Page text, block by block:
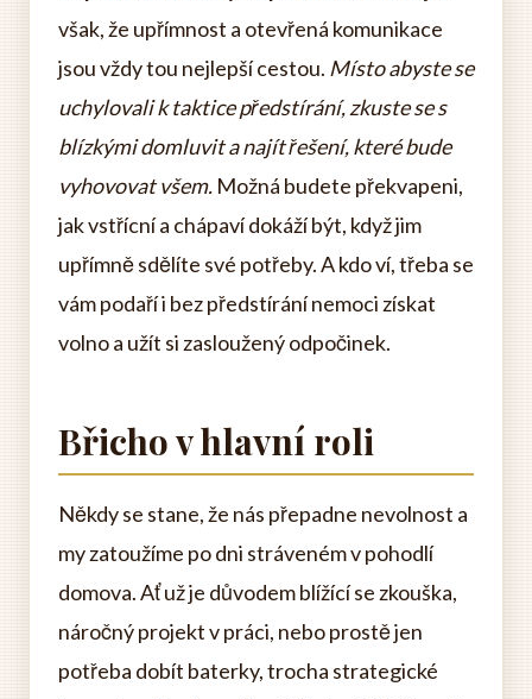
však, že upřímnost a otevřená komunikace
jsou vždy tou nejlepší cestou. Místo abyste se
uchylovali k taktice předstírání, zkuste se s
blízkými domluvit a najít řešení, které bude
vyhovovat všem. Možná budete překvapeni,
jak vstřícní a chápaví dokáží být, když jim
upřímně sdělíte své potřeby. A kdo ví, třeba se
vám podaří i bez předstírání nemoci získat
volno a užít si zasloužený odpočinek.
Břicho v hlavní roli
Někdy se stane, že nás přepadne nevolnost a
my zatoužíme po dni stráveném v pohodlí
domova. Ať už je důvodem blížící se zkouška,
náročný projekt v práci, nebo prostě jen
potřeba dobít baterky, trocha strategické